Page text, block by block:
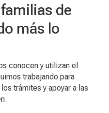
de
más lo
conocen y utilizan el
trabajando para
trámites y apoyar a las